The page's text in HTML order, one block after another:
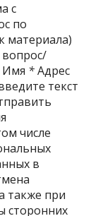
с
по
материала)
Имя *Адрес
текст
числе
в
также при
сторонних